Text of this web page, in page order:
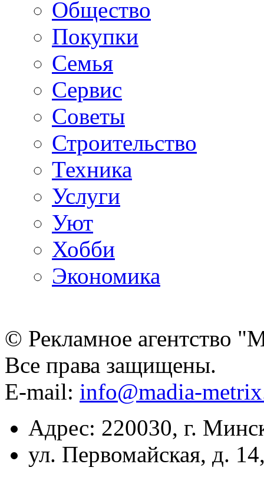
Общество
Покупки
Семья
Сервис
Советы
Строительство
Техника
Услуги
Уют
Хобби
Экономика
© Рекламное агентство
Все права защищены.
E-mail: info@madia-
Адрес: 220030, г.
ул. Первомайская, д.